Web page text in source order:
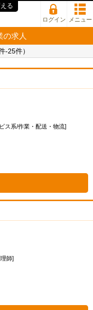
ログイン メニュー
の求人
-25件）
ス系/作業・配送・物流]
師]
る